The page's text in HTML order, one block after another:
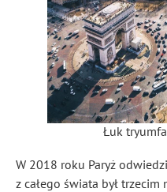
Łuk
W 2018 roku Paryż
z całego świata był